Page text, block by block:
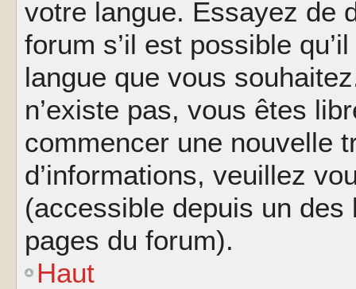
votre langue. Essayez de
forum s’il est possible
langue que vous
n’existe pas, vous êtes
commencer une nouvelle
d’informations, veuillez
(accessible depuis un
pages du forum).
Haut